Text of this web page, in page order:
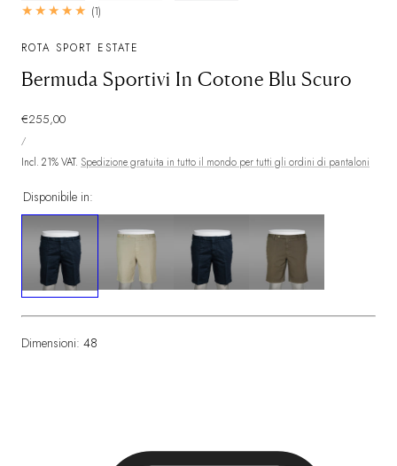
(1)1
totali
ROTA SPORT ESTATE
Bermuda Sportivi In Cotone Blu Scuro
Prezzo
normale
€255,00
UNITARIO
/PER
Incl. 21% VAT. Spedizione gratuita in tutto il mondo per tutti gli ordini di pantaloni
Disponibile in:
Dimensioni: 48